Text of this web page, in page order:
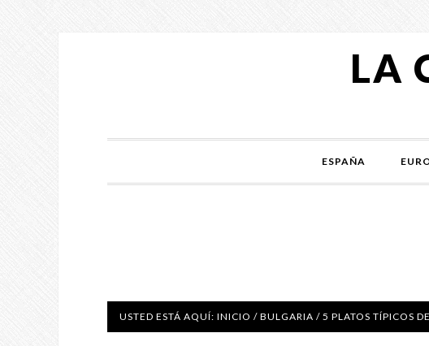
LA
ESPAÑA
USTED ESTÁ AQUÍ: INICIO / BULGARIA / 5 PLATOS TÍPICOS